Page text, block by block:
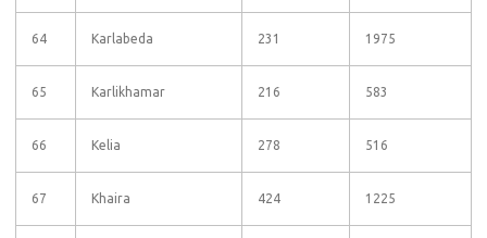
64 Karlabeda 231 1975
65 Karlikhamar 216 583
66 Kelia 278 516
67 Khaira 424 1225